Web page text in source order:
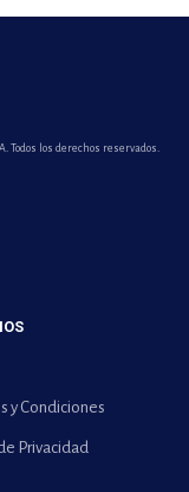
Todos los derechos reservados.
y Condiciones
Privacidad